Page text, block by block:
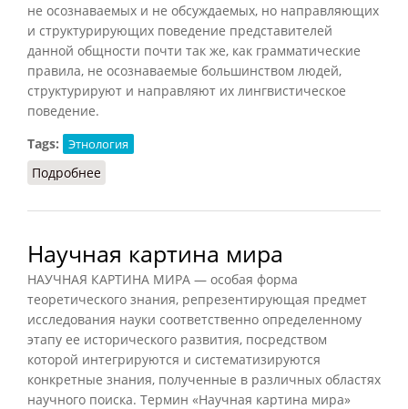
не осознаваемых и не обсуждаемых, но направляющих
и структурирующих поведение представителей
данной общности почти так же, как грамматические
правила, не осознаваемые большинством людей,
структурируют и направляют их лингвистическое
поведение.
Tags:
Этнология
Подробнее
Научная картина мира
НАУЧНАЯ КАРТИНА МИРА — особая форма
теоретического знания, репрезентирующая предмет
исследования науки соответственно определенному
этапу ее исторического развития, посредством
которой интегрируются и систематизируются
конкретные знания, полученные в различных областях
научного поиска. Термин «Научная картина мира»